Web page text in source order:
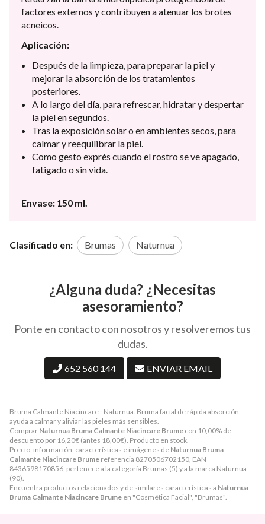
Bruma Calmante Niacincare - Naturnua. Bruma facial de rápida absorción,
ayuda a calmar y aliviar las pieles más sensibles.
Comprar Naturnua Bruma Calmante Niacincare Brume con 10,00% de
descuento por 16,20€ (antes 18,00€). Producto en stock.
Precio, información, características e imágenes de Naturnua Bruma
Calmante Niacincare Brume referencia 8270506702150, EAN
8436598170856, pertenece a la categoría Brumas (5) y a la marca Naturnua
(90).
Encuentra productos relacionados y de similares características a Naturnua
Bruma Calmante Niacincare Brume en "Cosmética Facial", "Brumas".
factores externos y contribuyen a atenuar los brotes
acneicos.
Aplicación:
Después de la limpieza, para preparar la piel y
mejorar la absorción de los tratamientos
posteriores.
A lo largo del día, para refrescar, hidratar y despertar
la piel en segundos.
Tras la exposición solar o en ambientes secos, para
calmar y reequilibrar la piel.
Como gesto exprés cuando el rostro se ve apagado,
fatigado o sin vida.
Envase: 150 ml.
Clasificado en: Brumas Naturnua
¿Alguna duda? ¿Necesitas
asesoramiento?
Ponte en contacto con nosotros y resolveremos tus
dudas.
652 560 144 ENVIAR EMAIL